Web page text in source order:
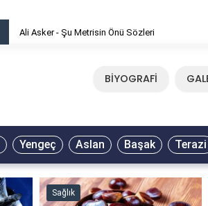
Ali Asker - Şu Metrisin Önü Sözleri
BİYOGRAFİ
Yengeç Aslan Başak Terazi
Sağlık